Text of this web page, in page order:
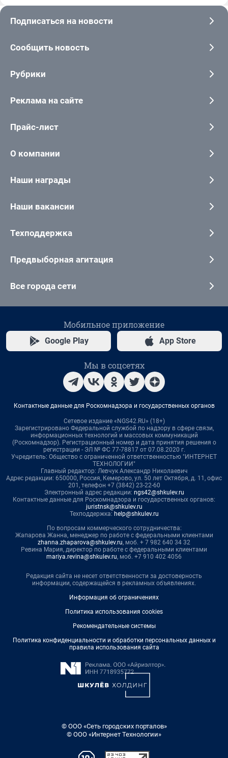
Подписаться на новости
Сообщить новость
Рубрики
Реклама на сайте
Прайс-лист
О компании
Наши награды
Наши вакансии
Техподдержка
Предвыборная агитация
Все города сети
Мобильное приложение
Google Play App Store
Мы в соцсетях
Контактные данные для Роскомнадзора и государственных органов
Сетевое издание «NGS42.RU» (18+)
Зарегистрировано Федеральной службой по надзору в сфере связи,
информационных технологий и массовых коммуникаций
(Роскомнадзор). Регистрационный номер и дата принятия решения о
регистрации - ЭЛ № ФС 77-78817 от 07.08.2020 г.
Учредитель: Общество с ограниченной ответственностью "ИНТЕРНЕТ
ТЕХНОЛОГИИ"
Главный редактор: Левчук Александр Николаевич
Адрес редакции: 650000, Россия, Кемерово, ул. 50 лет Октября, д. 11, офис
201, телефон +7 (3842) 23-22-60
Электронный адрес редакции: ngs42@shkulev.ru
Контактные данные для Роскомнадзора и государственных органов:
juristnsk@shkulev.ru
Техподдержка: help@shkulev.ru
По вопросам коммерческого сотрудничества:
Жапарова Жанна, менеджер по работе с федеральными клиентами
zhanna.zhaparova@shkulev.ru, моб. + 7 982 640 34 32
Ревина Мария, директор по работе с федеральными клиентами
mariya.revina@shkulev.ru, моб. +7 910 402 4056
Редакция сайта не несет ответственности за достоверность
информации, содержащейся в рекламных объявлениях.
Информация об ограничениях
Политика использования cookies
Рекомендательные системы
Политика конфиденциальности и обработки персональных данных и
правила использования сайта
© ООО «Сеть городских порталов»
© ООО «Интернет Технологии»